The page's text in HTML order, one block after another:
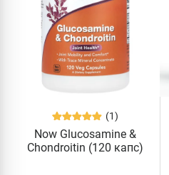
(1)
Now Glucosamine &
Chondroitin (120 капс)